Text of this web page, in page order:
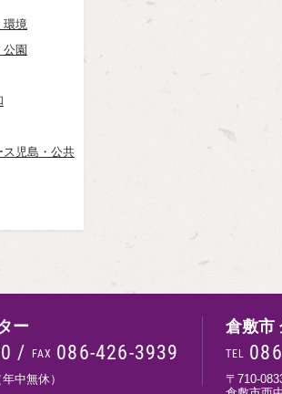
環境
園
ス児島・公共
ー
/ FAX 086-426-3939
中無休）
倉敷市
TEL
〒710-